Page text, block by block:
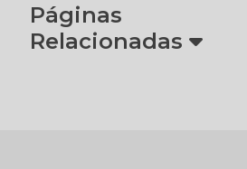
Páginas
Relacionadas